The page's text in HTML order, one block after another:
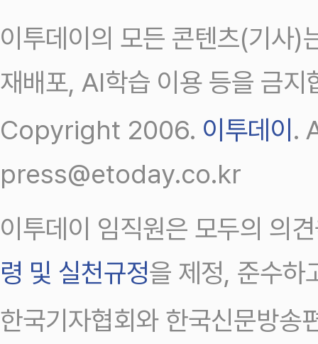
이투데이의 모든 콘텐츠(기사)
재배포, AI학습 이용 등을 금지
Copyright 2006. 이투데이.
press@etoday.co.kr
이투데이 임직원은 모두의 의
령 및 실천규정을 제정, 준수하
한국기자협회와 한국신문방송